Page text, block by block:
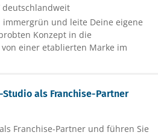
deutschlandweit
und leite Deine eigene
Konzept in die
einer etablierten Marke im
als Franchise-Partner
Franchise-Partner und führen Sie